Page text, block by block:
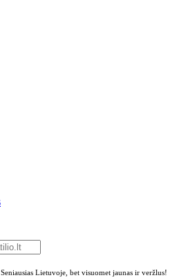
Seniausias Lietuvoje, bet visuomet jaunas ir veržlus!